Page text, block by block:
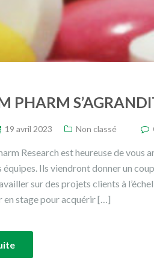
PHARM
19 avril 2023 Non classé
Research est heureuse de vous
équipes. Ils viendront donner un
sur des projets clients à
en stage pour acquérir […]